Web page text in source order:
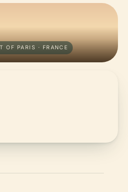
OF PARIS · FRANCE